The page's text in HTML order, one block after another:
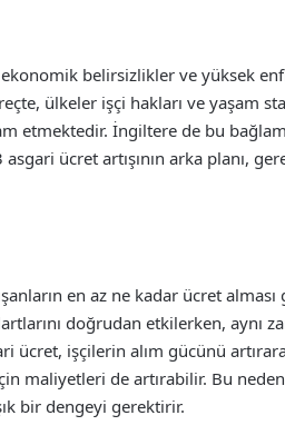
ekonomik belirsizlikler ve yüksek
ülkeler işçi hakları ve yaşam
etmektedir. İngiltere de bu
asgari ücret artışının arka planı,
en az ne kadar ücret
doğrudan etkilerken, aynı
ücret, işçilerin alım gücünü
maliyetleri de artırabilir. Bu
bir dengeyi gerektirir.